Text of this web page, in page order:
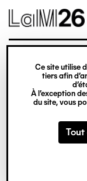
Gestion des
Ce site utilise
tiers afin
À l’exception
du site, vous
contenu
© Crédit
métropole